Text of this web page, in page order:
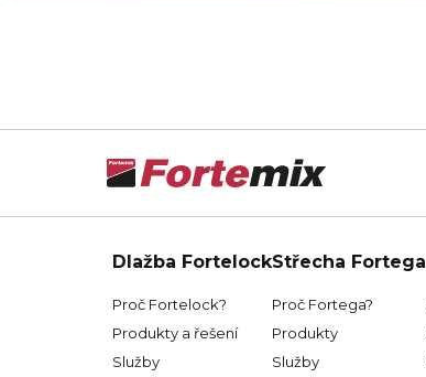
Dlažba Fortelock
Proč Fortelock?
Produkty a řešení
Služby
Střecha Fortega
Proč Fortega?
Produkty
Služby